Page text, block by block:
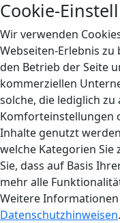
Cookie-
Wir verwenden
Webseiten-Erlebnis zu
den Betrieb der Seite
kommerziellen
solche, die lediglich
Komforteinstellungen
Inhalte genutzt
welche Kategorien Sie
Sie, dass auf Basis
mehr alle
Weitere
Datenschutzhinweisen.